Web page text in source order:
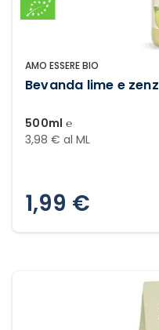
AMO ESSERE BIO
Bevanda lime e
500ml ℮
3,98 € al ML
1,99 €